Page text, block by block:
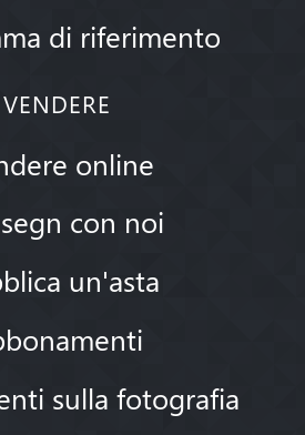
di riferimento
VENDERE
online
con noi
un'asta
sulla fotografia